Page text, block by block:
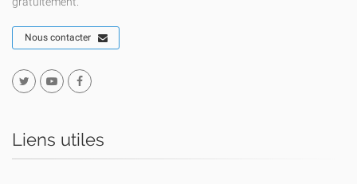
Nous contacter
Liens utiles